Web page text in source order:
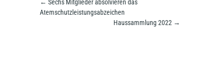
← Sechs Mitglieder absolvieren das
Atemschutzleistungsabzeichen
Haussammlung 2022 →